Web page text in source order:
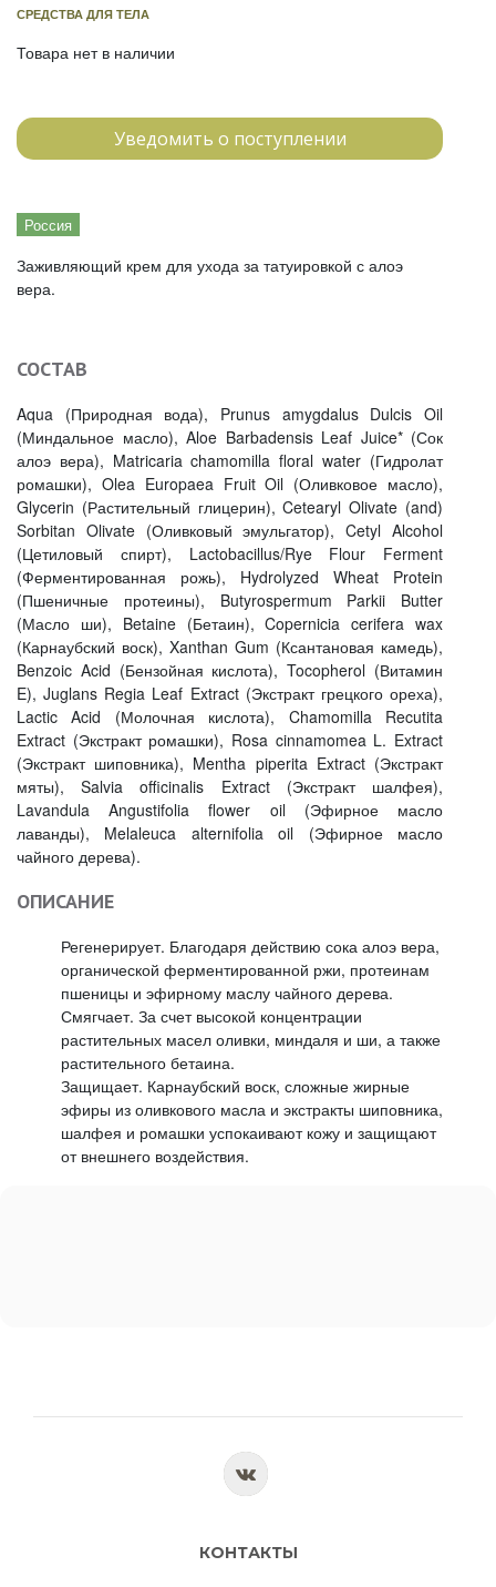
СРЕДСТВА ДЛЯ ТЕЛА
Товара нет в наличии
Уведомить о поступлении
Россия
Заживляющий крем для ухода за татуировкой с алоэ
вера.
СОСТАВ
Aqua (Природная вода), Prunus amygdalus Dulcis Oil
(Миндальное масло), Aloe Barbadensis Leaf Juice* (Сок
алоэ вера), Matricaria chamomilla floral water (Гидролат
ромашки), Olea Europaea Fruit Oil (Оливковое масло),
Glycerin (Растительный глицерин), Cetearyl Olivate (and)
Sorbitan Olivate (Оливковый эмульгатор), Cetyl Alcohol
(Цетиловый спирт), Lactobacillus/Rye Flour Ferment
(Ферментированная рожь), Hydrolyzed Wheat Protein
(Пшеничные протеины), Butyrospermum Parkii Butter
(Масло ши), Betaine (Бетаин), Copernicia cerifera wax
(Карнаубский воск), Xanthan Gum (Ксантановая камедь),
Benzoic Acid (Бензойная кислота), Tocopherol (Витамин
E), Juglans Regia Leaf Extract (Экстракт грецкого ореха),
Lactic Acid (Молочная кислота), Chamomilla Recutita
Extract (Экстракт ромашки), Rosa cinnamomea L. Extract
(Экстракт шиповника), Mentha piperita Extract (Экстракт
мяты), Salvia officinalis Extract (Экстракт шалфея),
Lavandula Angustifolia flower oil (Эфирное масло
лаванды), Melaleuca alternifolia oil (Эфирное масло
чайного дерева).
ОПИСАНИЕ
Регенерирует. Благодаря действию сока алоэ вера,
органической ферментированной ржи, протеинам
пшеницы и эфирному маслу чайного дерева.
Смягчает. За счет высокой концентрации
растительных масел оливки, миндаля и ши, а также
растительного бетаина.
Защищает. Карнаубский воск, сложные жирные
эфиры из оливкового масла и экстракты шиповника,
шалфея и ромашки успокаивают кожу и защищают
от внешнего воздействия.
КОНТАКТЫ